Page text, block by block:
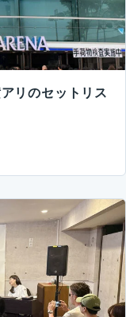
リのセットリス